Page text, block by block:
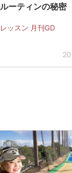
ルーティンの秘密
レッスン 月刊GD